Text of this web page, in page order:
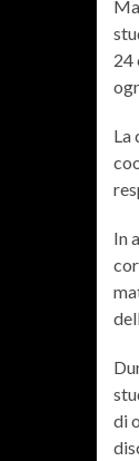
24
La
In
di